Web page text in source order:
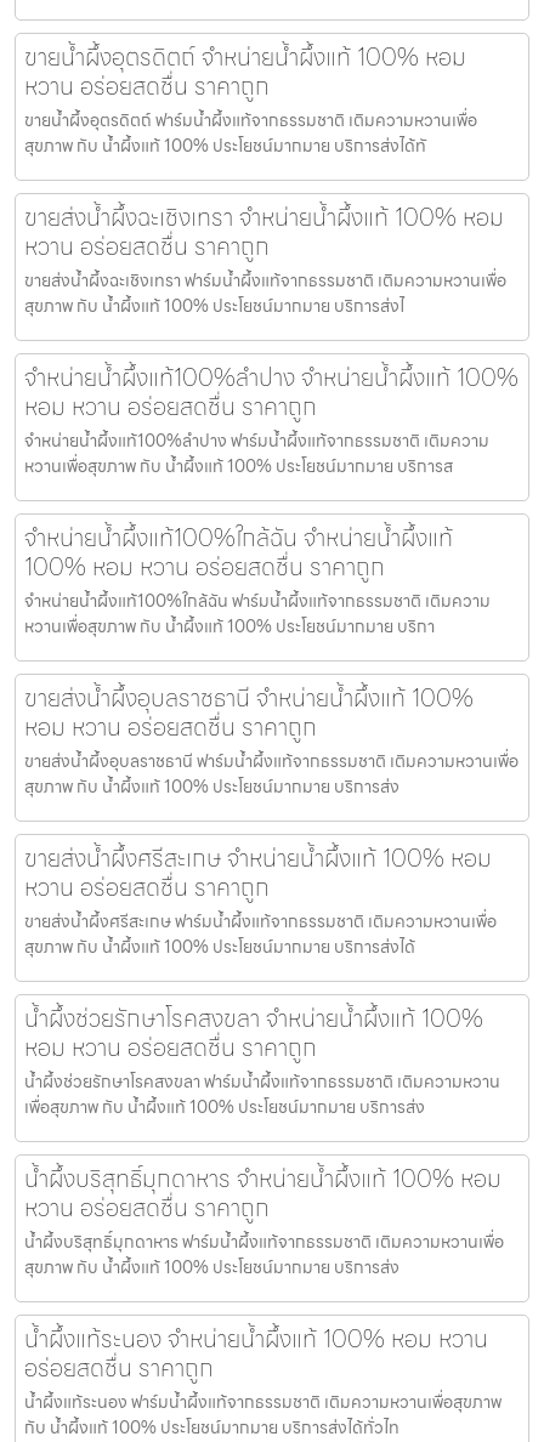
ขายน้ำผึ้งอุตรดิตถ์ จำหน่ายน้ำผึ้งแท้ 100% หอม
หวาน อร่อยสดชื่น ราคาถูก
ขายน้ำผึ้งอุตรดิตถ์ ฟาร์มน้ำผึ้งแท้จากธรรมชาติ เติมความหวานเพื่อ
สุขภาพ กับ น้ำผึ้งแท้ 100% ประโยชน์มากมาย บริการส่งได้ทั
ขายส่งน้ำผึ้งฉะเชิงเทรา จำหน่ายน้ำผึ้งแท้ 100% หอม
หวาน อร่อยสดชื่น ราคาถูก
ขายส่งน้ำผึ้งฉะเชิงเทรา ฟาร์มน้ำผึ้งแท้จากธรรมชาติ เติมความหวานเพื่อ
สุขภาพ กับ น้ำผึ้งแท้ 100% ประโยชน์มากมาย บริการส่งไ
จำหน่ายน้ำผึ้งแท้100%ลำปาง จำหน่ายน้ำผึ้งแท้ 100%
หอม หวาน อร่อยสดชื่น ราคาถูก
จำหน่ายน้ำผึ้งแท้100%ลำปาง ฟาร์มน้ำผึ้งแท้จากธรรมชาติ เติมความ
หวานเพื่อสุขภาพ กับ น้ำผึ้งแท้ 100% ประโยชน์มากมาย บริการส
จำหน่ายน้ำผึ้งแท้100%ใกล้ฉัน จำหน่ายน้ำผึ้งแท้
100% หอม หวาน อร่อยสดชื่น ราคาถูก
จำหน่ายน้ำผึ้งแท้100%ใกล้ฉัน ฟาร์มน้ำผึ้งแท้จากธรรมชาติ เติมความ
หวานเพื่อสุขภาพ กับ น้ำผึ้งแท้ 100% ประโยชน์มากมาย บริกา
ขายส่งน้ำผึ้งอุบลราชธานี จำหน่ายน้ำผึ้งแท้ 100%
หอม หวาน อร่อยสดชื่น ราคาถูก
ขายส่งน้ำผึ้งอุบลราชธานี ฟาร์มน้ำผึ้งแท้จากธรรมชาติ เติมความหวานเพื่อ
สุขภาพ กับ น้ำผึ้งแท้ 100% ประโยชน์มากมาย บริการส่ง
ขายส่งน้ำผึ้งศรีสะเกษ จำหน่ายน้ำผึ้งแท้ 100% หอม
หวาน อร่อยสดชื่น ราคาถูก
ขายส่งน้ำผึ้งศรีสะเกษ ฟาร์มน้ำผึ้งแท้จากธรรมชาติ เติมความหวานเพื่อ
สุขภาพ กับ น้ำผึ้งแท้ 100% ประโยชน์มากมาย บริการส่งได้
น้ำผึ้งช่วยรักษาโรคสงขลา จำหน่ายน้ำผึ้งแท้ 100%
หอม หวาน อร่อยสดชื่น ราคาถูก
น้ำผึ้งช่วยรักษาโรคสงขลา ฟาร์มน้ำผึ้งแท้จากธรรมชาติ เติมความหวาน
เพื่อสุขภาพ กับ น้ำผึ้งแท้ 100% ประโยชน์มากมาย บริการส่ง
น้ำผึ้งบริสุทธิ์มุกดาหาร จำหน่ายน้ำผึ้งแท้ 100% หอม
หวาน อร่อยสดชื่น ราคาถูก
น้ำผึ้งบริสุทธิ์มุกดาหาร ฟาร์มน้ำผึ้งแท้จากธรรมชาติ เติมความหวานเพื่อ
สุขภาพ กับ น้ำผึ้งแท้ 100% ประโยชน์มากมาย บริการส่ง
น้ำผึ้งแท้ระนอง จำหน่ายน้ำผึ้งแท้ 100% หอม หวาน
อร่อยสดชื่น ราคาถูก
น้ำผึ้งแท้ระนอง ฟาร์มน้ำผึ้งแท้จากธรรมชาติ เติมความหวานเพื่อสุขภาพ
กับ น้ำผึ้งแท้ 100% ประโยชน์มากมาย บริการส่งได้ทั่วไท